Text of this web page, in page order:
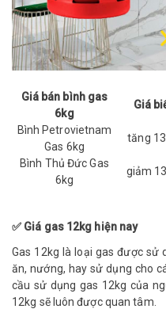
Giá bán bình gas
6kg
Giá
Bình Petrovietnam
Gas 6kg
tăng
Bình Thủ Đức Gas
6kg
giảm
✅ Giá gas 12kg hiện nay
Gas 12kg là loại gas được sử
ăn, nướng, hay sử dụng cho
cầu sử dụng gas 12kg của
12kg sẽ luôn được quan tâm.